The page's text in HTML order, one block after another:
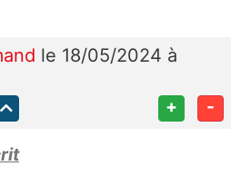
le 18/05/2024 à
+ -